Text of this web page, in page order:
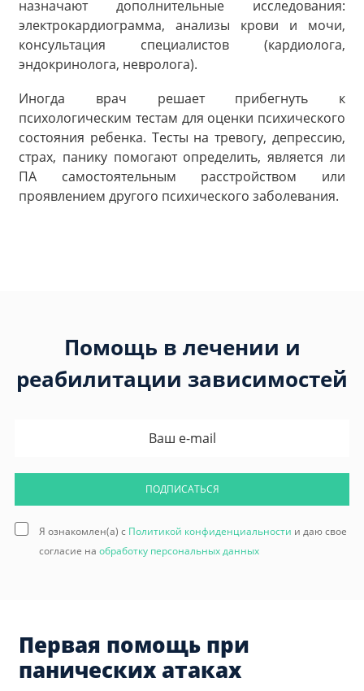
назначают дополнительные исследования:
электрокардиограмма, анализы крови и мочи,
консультация специалистов (кардиолога,
эндокринолога, невролога).
Иногда врач решает прибегнуть к
психологическим тестам для оценки психического
состояния ребенка. Тесты на тревогу, депрессию,
страх, панику помогают определить, является ли
ПА самостоятельным расстройством или
проявлением другого психического заболевания.
Помощь в лечении и
реабилитации зависимостей
ПОДПИСАТЬСЯ
Я ознакомлен(а) с Политикой конфиденциальности и даю свое
согласие на обработку персональных данных
Первая помощь при
панических атаках